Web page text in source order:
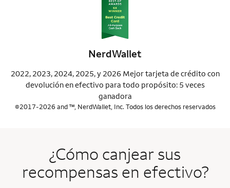
NerdWallet
2022, 2023, 2024, 2025, y 2026 Mejor tarjeta de crédito con
devolución en efectivo para todo propósito: 5 veces
ganadora
©2017-2026 and ™, NerdWallet, Inc. Todos los derechos reservados
¿Cómo canjear sus
recompensas en efectivo?